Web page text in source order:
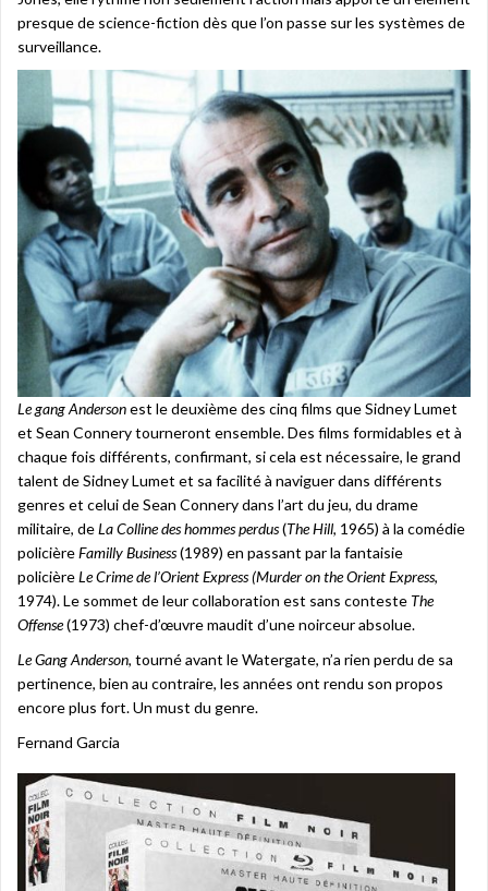
presque de science-fiction dès que l’on passe sur les systèmes de
surveillance.
Le gang Andersonest le deuxième des cinq films que Sidney Lumet
et Sean Connery tourneront ensemble. Des films formidables et à
chaque fois différents, confirmant, si cela est nécessaire, le grand
talent de Sidney Lumet et sa facilité à naviguer dans différents
genres et celui de Sean Connery dans l’art du jeu, du drame
militaire, deLa Colline des hommes perdus(The Hill, 1965) à la comédie
policièreFamilly Business(1989) en passant par la fantaisie
policièreLe Crime de l’Orient Express (Murder on the Orient Express,
1974). Le sommet de leur collaboration est sans conteste The
Offense(1973) chef-d’œuvre maudit d’une noirceur absolue.
Le Gang Anderson, tourné avant le Watergate, n’a rien perdu de sa
pertinence, bien au contraire, les années ont rendu son propos
encore plus fort. Un must du genre.
Fernand Garcia